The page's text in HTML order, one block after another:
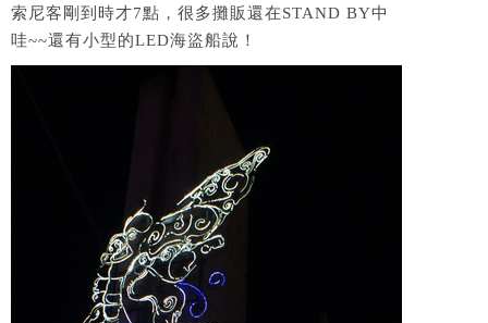
索尼客剛到時才7點，很多攤販還在STAND BY中
哇~~還有小型的LED海盜船說！